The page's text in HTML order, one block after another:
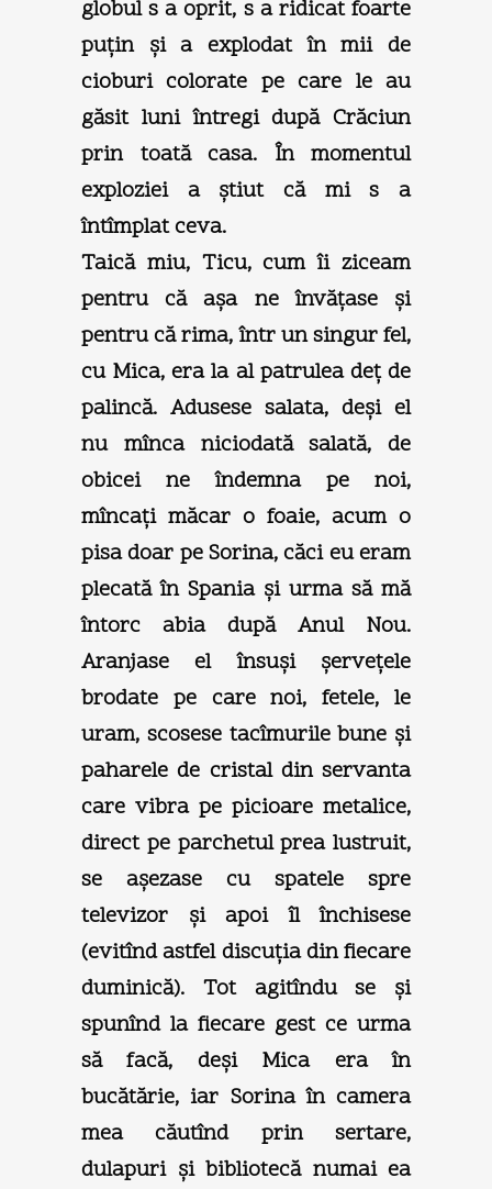
globul s a oprit, s a ridicat foarte
puţin şi a explodat în mii de
cioburi colorate pe care le au
găsit luni întregi după Crăciun
prin toată casa. În momentul
exploziei a ştiut că mi s a
întîmplat ceva.
Taică miu, Ticu, cum îi ziceam
pentru că aşa ne învăţase şi
pentru că rima, într un singur fel,
cu Mica, era la al patrulea deţ de
palincă. Adusese salata, deşi el
nu mînca niciodată salată, de
obicei ne îndemna pe noi,
mîncaţi măcar o foaie, acum o
pisa doar pe Sorina, căci eu eram
plecată în Spania şi urma să mă
întorc abia după Anul Nou.
Aranjase el însuşi şerveţele
brodate pe care noi, fetele, le
uram, scosese tacîmurile bune şi
paharele de cristal din servanta
care vibra pe picioare metalice,
direct pe parchetul prea lustruit,
se aşezase cu spatele spre
televizor şi apoi îl închisese
(evitînd astfel discuţia din fiecare
duminică). Tot agitîndu se şi
spunînd la fiecare gest ce urma
să facă, deşi Mica era în
bucătărie, iar Sorina în camera
mea căutînd prin sertare,
dulapuri şi bibliotecă numai ea